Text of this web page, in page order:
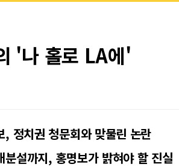
'나 홀로 LA에'
정치권 청문회와 맞물린 논란
설까지, 홍명보가 밝혀야 할 진실